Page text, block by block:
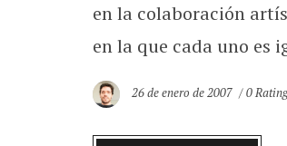
en la colaboración
en la que cada uno es
26 de enero de 2007 0 Rating